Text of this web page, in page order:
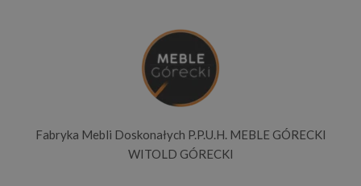
Fabryka Mebli Doskonałych P.P.U.H. MEBLE GÓRECKI
WITOLD GÓRECKI